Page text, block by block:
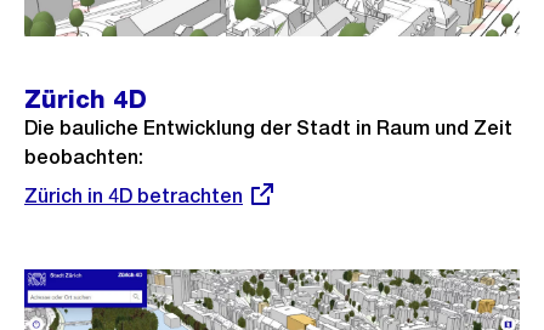
Zürich 4D
Die bauliche Entwicklung der Stadt in Raum und Zeit
beobachten:
Externer
Zürich in 4D betrachten